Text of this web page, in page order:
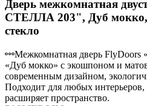
Дверь межкомнатная
СТЕЛЛА 203", Дуб мокко,
стекло
Межкомнатная дверь
«Дуб мокко» с экошпоном и
современным дизайном,
Подходит для любых интерьеров,
расширяет пространство.